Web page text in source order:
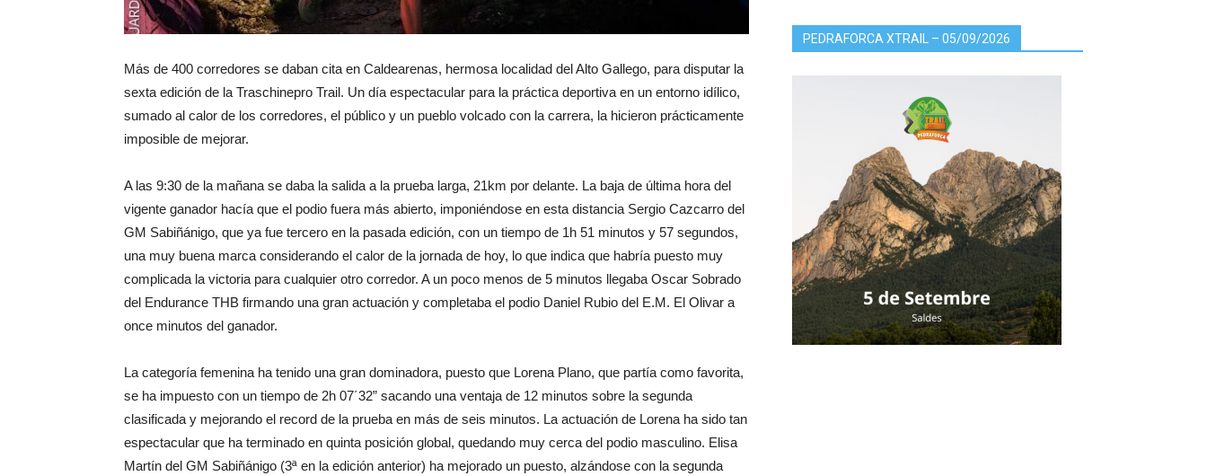
Más de 400 corredores se daban cita en Caldearenas, hermosa localidad del Alto Gallego, para disputar la
sexta edición de la Traschinepro Trail. Un día espectacular para la práctica deportiva en un entorno idílico,
sumado al calor de los corredores, el público y un pueblo volcado con la carrera, la hicieron prácticamente
imposible de mejorar.
A las 9:30 de la mañana se daba la salida a la prueba larga, 21km por delante. La baja de última hora del
vigente ganador hacía que el podio fuera más abierto, imponiéndose en esta distancia Sergio Cazcarro del
GM Sabiñánigo, que ya fue tercero en la pasada edición, con un tiempo de 1h 51 minutos y 57 segundos,
una muy buena marca considerando el calor de la jornada de hoy, lo que indica que habría puesto muy
complicada la victoria para cualquier otro corredor. A un poco menos de 5 minutos llegaba Oscar Sobrado
del Endurance THB firmando una gran actuación y completaba el podio Daniel Rubio del E.M. El Olivar a
once minutos del ganador.
La categoría femenina ha tenido una gran dominadora, puesto que Lorena Plano, que partía como favorita,
se ha impuesto con un tiempo de 2h 07´32” sacando una ventaja de 12 minutos sobre la segunda
clasificada y mejorando el record de la prueba en más de seis minutos. La actuación de Lorena ha sido tan
espectacular que ha terminado en quinta posición global, quedando muy cerca del podio masculino. Elisa
Martín del GM Sabiñánigo (3ª en la edición anterior) ha mejorado un puesto, alzándose con la segunda
PEDRAFORCA XTRAIL – 05/09/2026